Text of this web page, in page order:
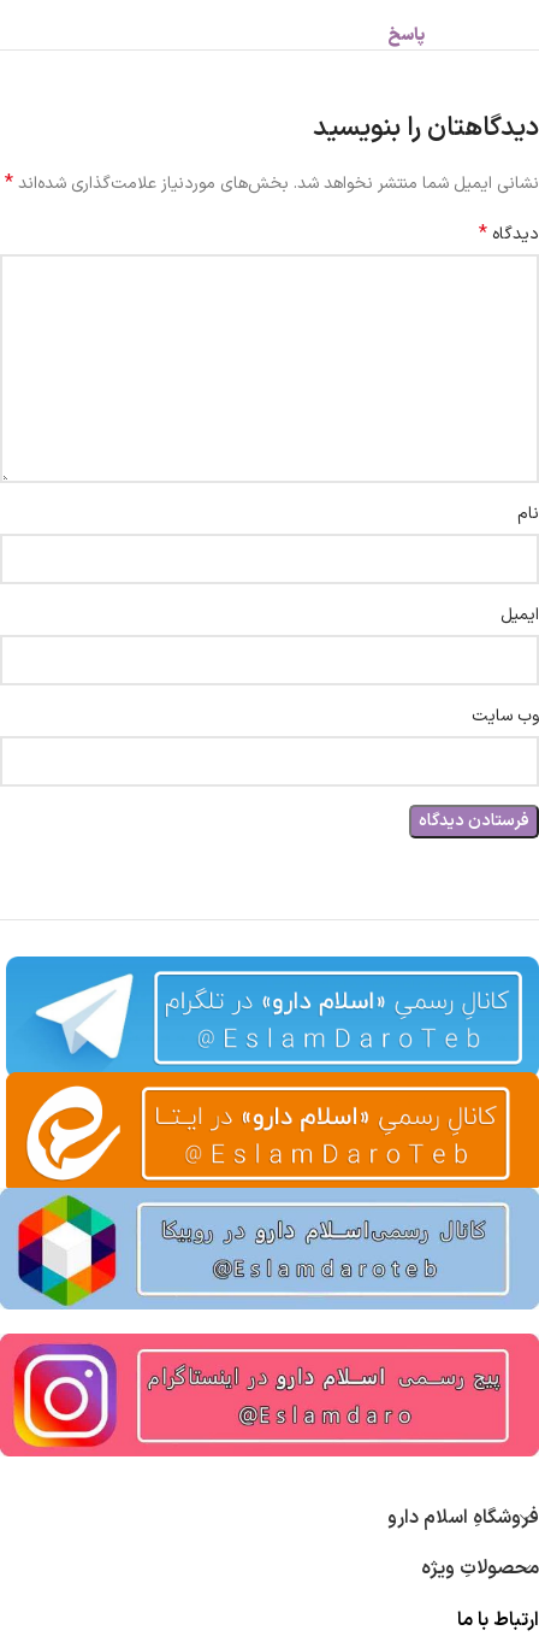
پاسخ
دیدگاهتان را بنویسید
نشانی ایمیل شما منتشر نخواهد شد. بخش‌های موردنیاز علامت‌گذاری شده‌اند*
دیدگاه *
نام
ایمیل
وب‌ سایت
فروشگاهِ اسلام دارو
محصولاتِ ویژه
ارتباط با ما